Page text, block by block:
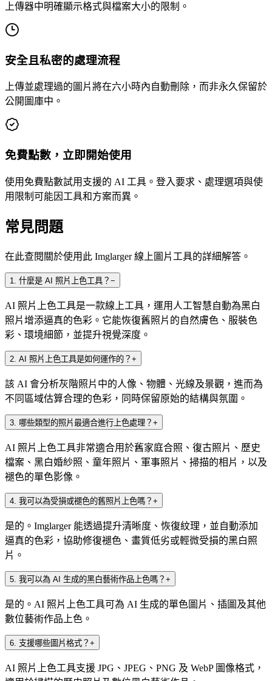
上傳器中明確顯示格式與檔案大小的限制。
安全且私密的處理流程
上傳並處理過的圖片將在六小時內自動刪除，而非永久保留於
公開圖庫中。
免費點數，立即開始使用
使用免費點數試用支援的 AI 工具。登入要求、處理選項與使
用限制可能因工具和方案而異。
常見問題
在此查閱關於使用此 Imglarger 線上圖片工具的詳細解答。
1 什麼是 AI 照片上色工具？ −
AI 照片上色工具是一款線上工具，運用人工智慧自動為黑白
照片增添逼真的色彩。它能恢復舊照片的自然膚色、服裝色
彩、環境細節，並提升視覺深度。
2 AI 照片上色工具是如何運作的？ +
該 AI 會分析灰階照片中的人像、物體、光線及景觀，進而為
不同區域估算合理的色彩，同時保留原始的結構與氛圍。
3 哪些類型的照片最適合進行上色處理？ +
AI 照片上色工具非常適合用於舊家庭合照、復古照片、歷史
檔案、黑白婚紗照、童年照片、軍事照片、掃描的相片，以及
褪色的單色影像。
4 我可以為受損或褪色的舊照片上色嗎？ +
是的。Imglarger 能透過提升清晰度、恢復紋理，並自動添加
逼真的色彩，協助修復褪色、畫質低劣或輕微受損的黑白照
片。
5 我可以為 AI 生成的黑白藝術作品上色嗎？ +
是的。AI 照片上色工具可為 AI 生成的單色圖片、插圖及其他
數位藝術作品上色。
6 支援哪些圖片格式？ +
AI 照片上色工具支援 JPG、JPEG、PNG 及 WebP 圖像格式，